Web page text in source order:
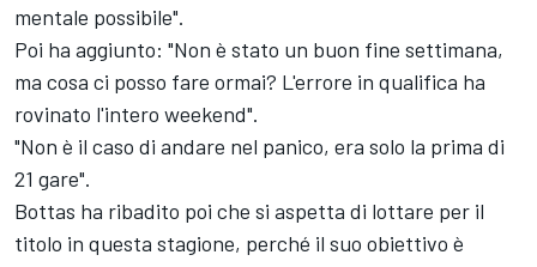
mentale possibile".
Poi ha aggiunto: "Non è stato un buon fine settimana,
ma cosa ci posso fare ormai? L'errore in qualifica ha
rovinato l'intero weekend".
"Non è il caso di andare nel panico, era solo la prima di
21 gare".
Bottas ha ribadito poi che si aspetta di lottare per il
titolo in questa stagione, perché il suo obiettivo è